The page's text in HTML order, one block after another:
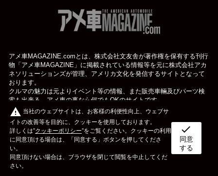
アメ車MAGAZINE.comとは、株式会社文友舎が著作権を保有する刊行
物「アメ車MAGAZINE」に掲載されている情報等を元に株式会社アカ
ネソリューションズが管理、アメリカ文化を発信するサイトとなって
おります。
クルマの魅力は元よりイベント等の情報、また販売車輛及びパーツ検
索も出来る、アメ車の事なら何でもOKのサイトです。
ボディタイプ メーカー カスタム&メンテナンス
warning 当社のウェブサイトは、お客様の利便性向上、ウェブサ
イトの改善等を目的に、クッキーを使用しております。
詳しくは”クッキーポリシー”をご覧ください。クッキーの利用
に同意頂ける場合は、「同意する」ボタンを押してくださ
い。
同意頂けない場合は、ブラウザを閉じて閲覧を中止してくだ
さい。
check
同意
する